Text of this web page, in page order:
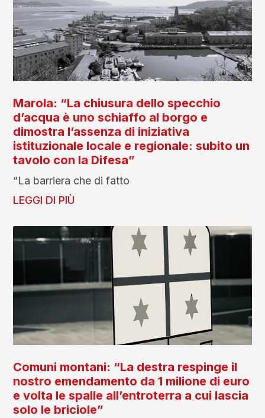
Marola: “La chiusura dello specchio
d’acqua è uno schiaffo al borgo e
dimostra l’assenza di iniziativa
istituzionale locale e regionale: subito un
tavolo con la Difesa”
“La barriera che di fatto
LEGGI DI PIÙ
Comuni montani: “La destra respinge il
nostro emendamento da 1 milione di euro
e volta le spalle all’entroterra a cui lascia
solo le briciole”